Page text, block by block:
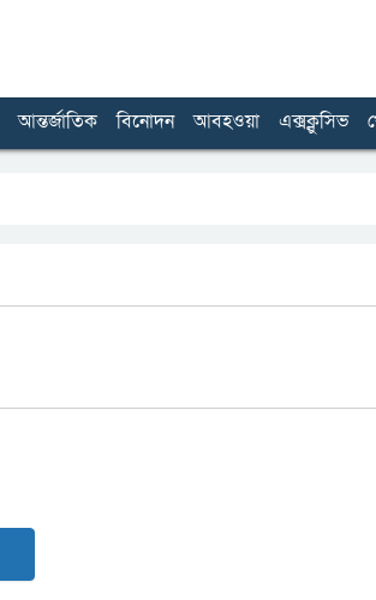
আন্তর্জাতিক বিনোদন আবহওয়া এক্সক্লুসিভ